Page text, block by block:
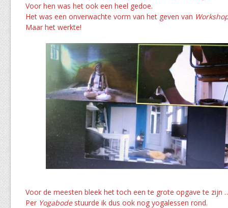
Voor hen was het ook een heel gedoe.
Het was een onverwachte vorm van het geven van
Maar het werkte!
Voor de meesten bleek het toch een te grote opgave te zijn
Per Yogabodestuurde ik dus ook nog yogalessen rond.